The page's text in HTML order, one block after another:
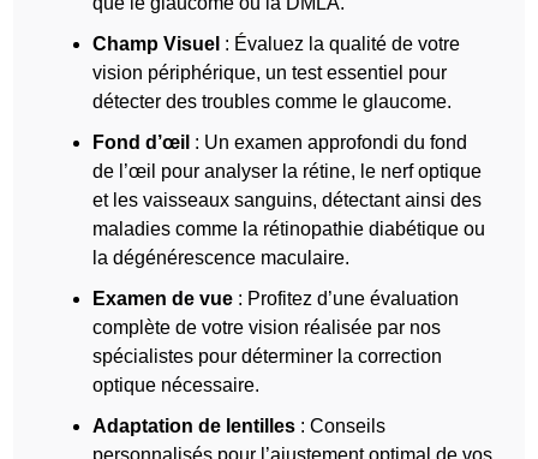
Champ Visuel : Évaluez la qualité de votre
vision périphérique, un test essentiel pour
détecter des troubles comme le glaucome.
Fond d’œil : Un examen approfondi du fond
de l’œil pour analyser la rétine, le nerf optique
et les vaisseaux sanguins, détectant ainsi des
maladies comme la rétinopathie diabétique ou
la dégénérescence maculaire.
Examen de vue : Profitez d’une évaluation
complète de votre vision réalisée par nos
spécialistes pour déterminer la correction
optique nécessaire.
Adaptation de lentilles : Conseils
personnalisés pour l’ajustement optimal de vos